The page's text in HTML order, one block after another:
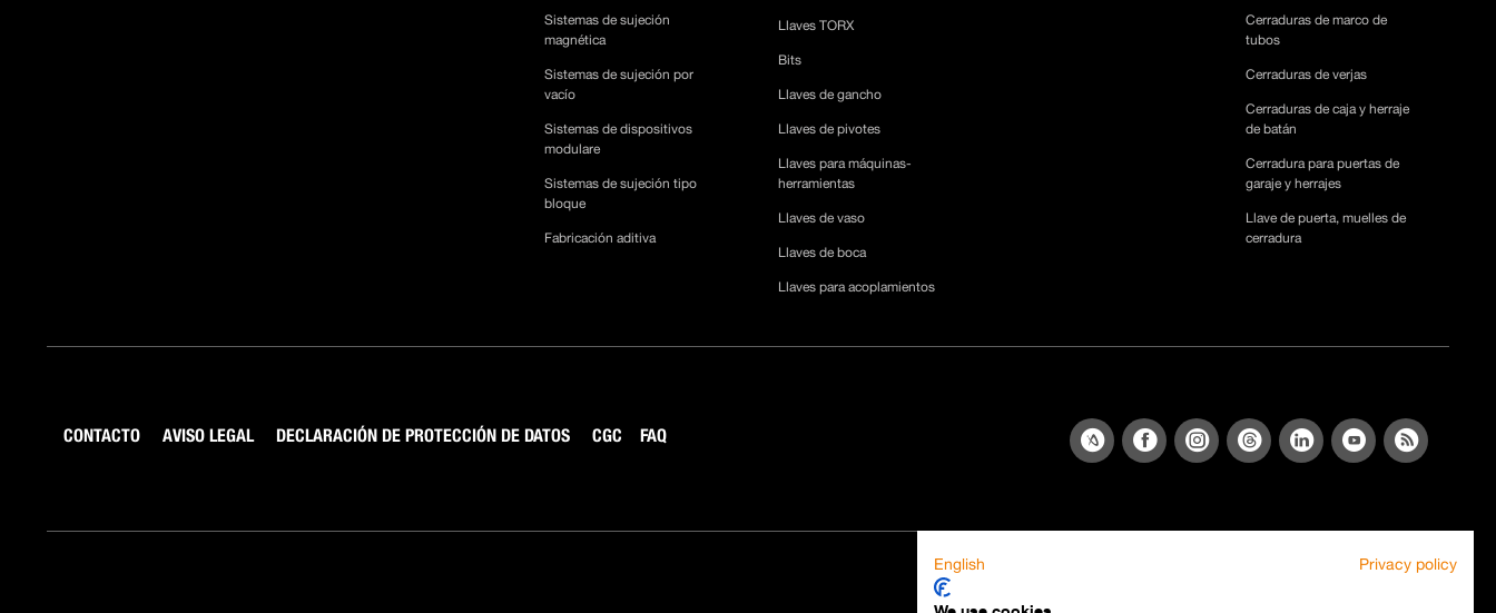
Sistemas de sujeción
magnética
Sistemas de sujeción por
vacío
Sistemas de dispositivos
modulare
Sistemas de sujeción tipo
bloque
Fabricación aditiva
Llaves TORX
Bits
Llaves de gancho
Llaves de pivotes
Llaves para máquinas-
herramientas
Llaves de vaso
Llaves de boca
Llaves para acoplamientos
Cerraduras de marco de
tubos
Cerraduras de verjas
Cerraduras de caja y herraje
de batán
Cerradura para puertas de
garaje y herrajes
Llave de puerta, muelles de
cerradura
CONTACTO AVISO LEGAL DECLARACIÓN DE PROTECCIÓN DE DATOS CGC FAQ
English Privacy policy